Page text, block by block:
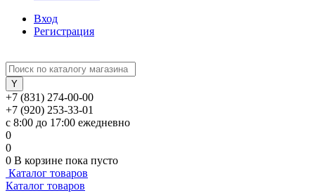
Вход
Регистрация
+7 (831) 274-00-00
+7 (920) 253-33-01
с 8:00 до 17:00 ежедневно
0
0
0 В корзине пока пусто
Каталог товаров
Каталог товаров